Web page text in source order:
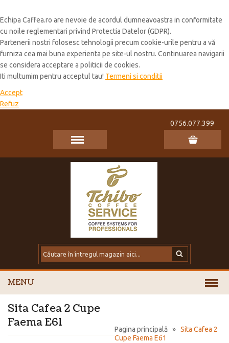
Echipa Caffea.ro are nevoie de acordul dumneavoastra in conformitate
cu noile reglementari privind Protectia Datelor (GDPR).
Partenerii nostri folosesc tehnologii precum cookie-urile pentru a vă
furniza cea mai buna experienta pe site-ul nostru. Continuarea navigarii
se considera acceptare a politicii de cookies.
Iti multumim pentru acceptul tau! Termeni si conditii
Accept
Refuz
0756.077.399
MENU
Pagina principală » Sita Cafea 2
Cupe Faema E61
Sita Cafea 2 Cupe
Faema E61